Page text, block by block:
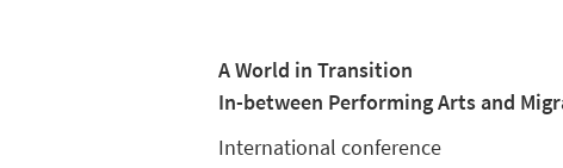
A World in Transition
In-between Performing Arts and
International conference